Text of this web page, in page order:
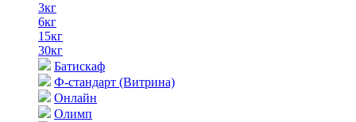
3кг
6кг
15кг
30кг
Батискаф
Ф-стандарт (Витрина)
Онлайн
Олимп